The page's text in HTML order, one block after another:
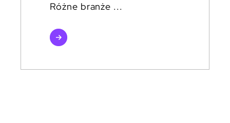
Różne branże ...
czytaj
więcej